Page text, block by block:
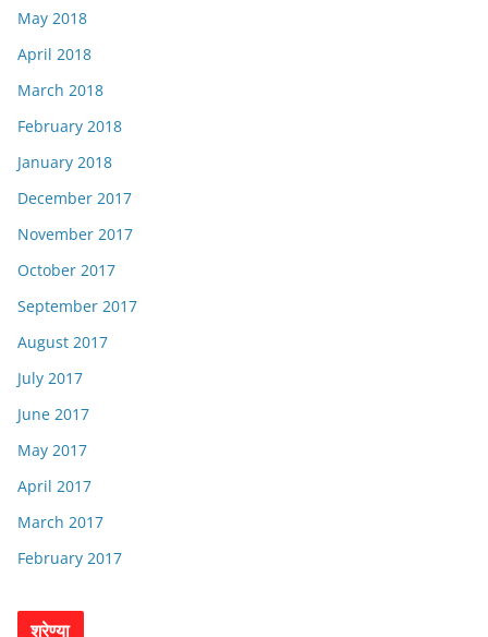
May 2018
April 2018
March 2018
February 2018
January 2018
December 2017
November 2017
October 2017
September 2017
August 2017
July 2017
June 2017
May 2017
April 2017
March 2017
February 2017
श्रेण्या